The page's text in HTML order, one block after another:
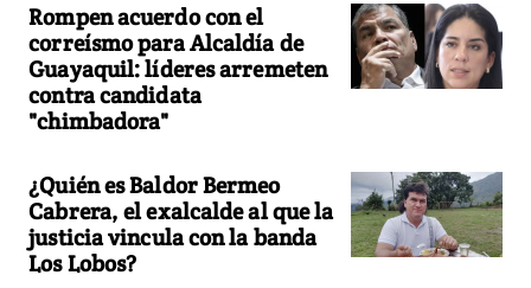
Rompen acuerdo con el
correísmo para Alcaldía de
Guayaquil: líderes arremeten
contra candidata
"chimbadora"
¿Quién es Baldor Bermeo
Cabrera, el exalcalde al que la
justicia vincula con la banda
Los Lobos?